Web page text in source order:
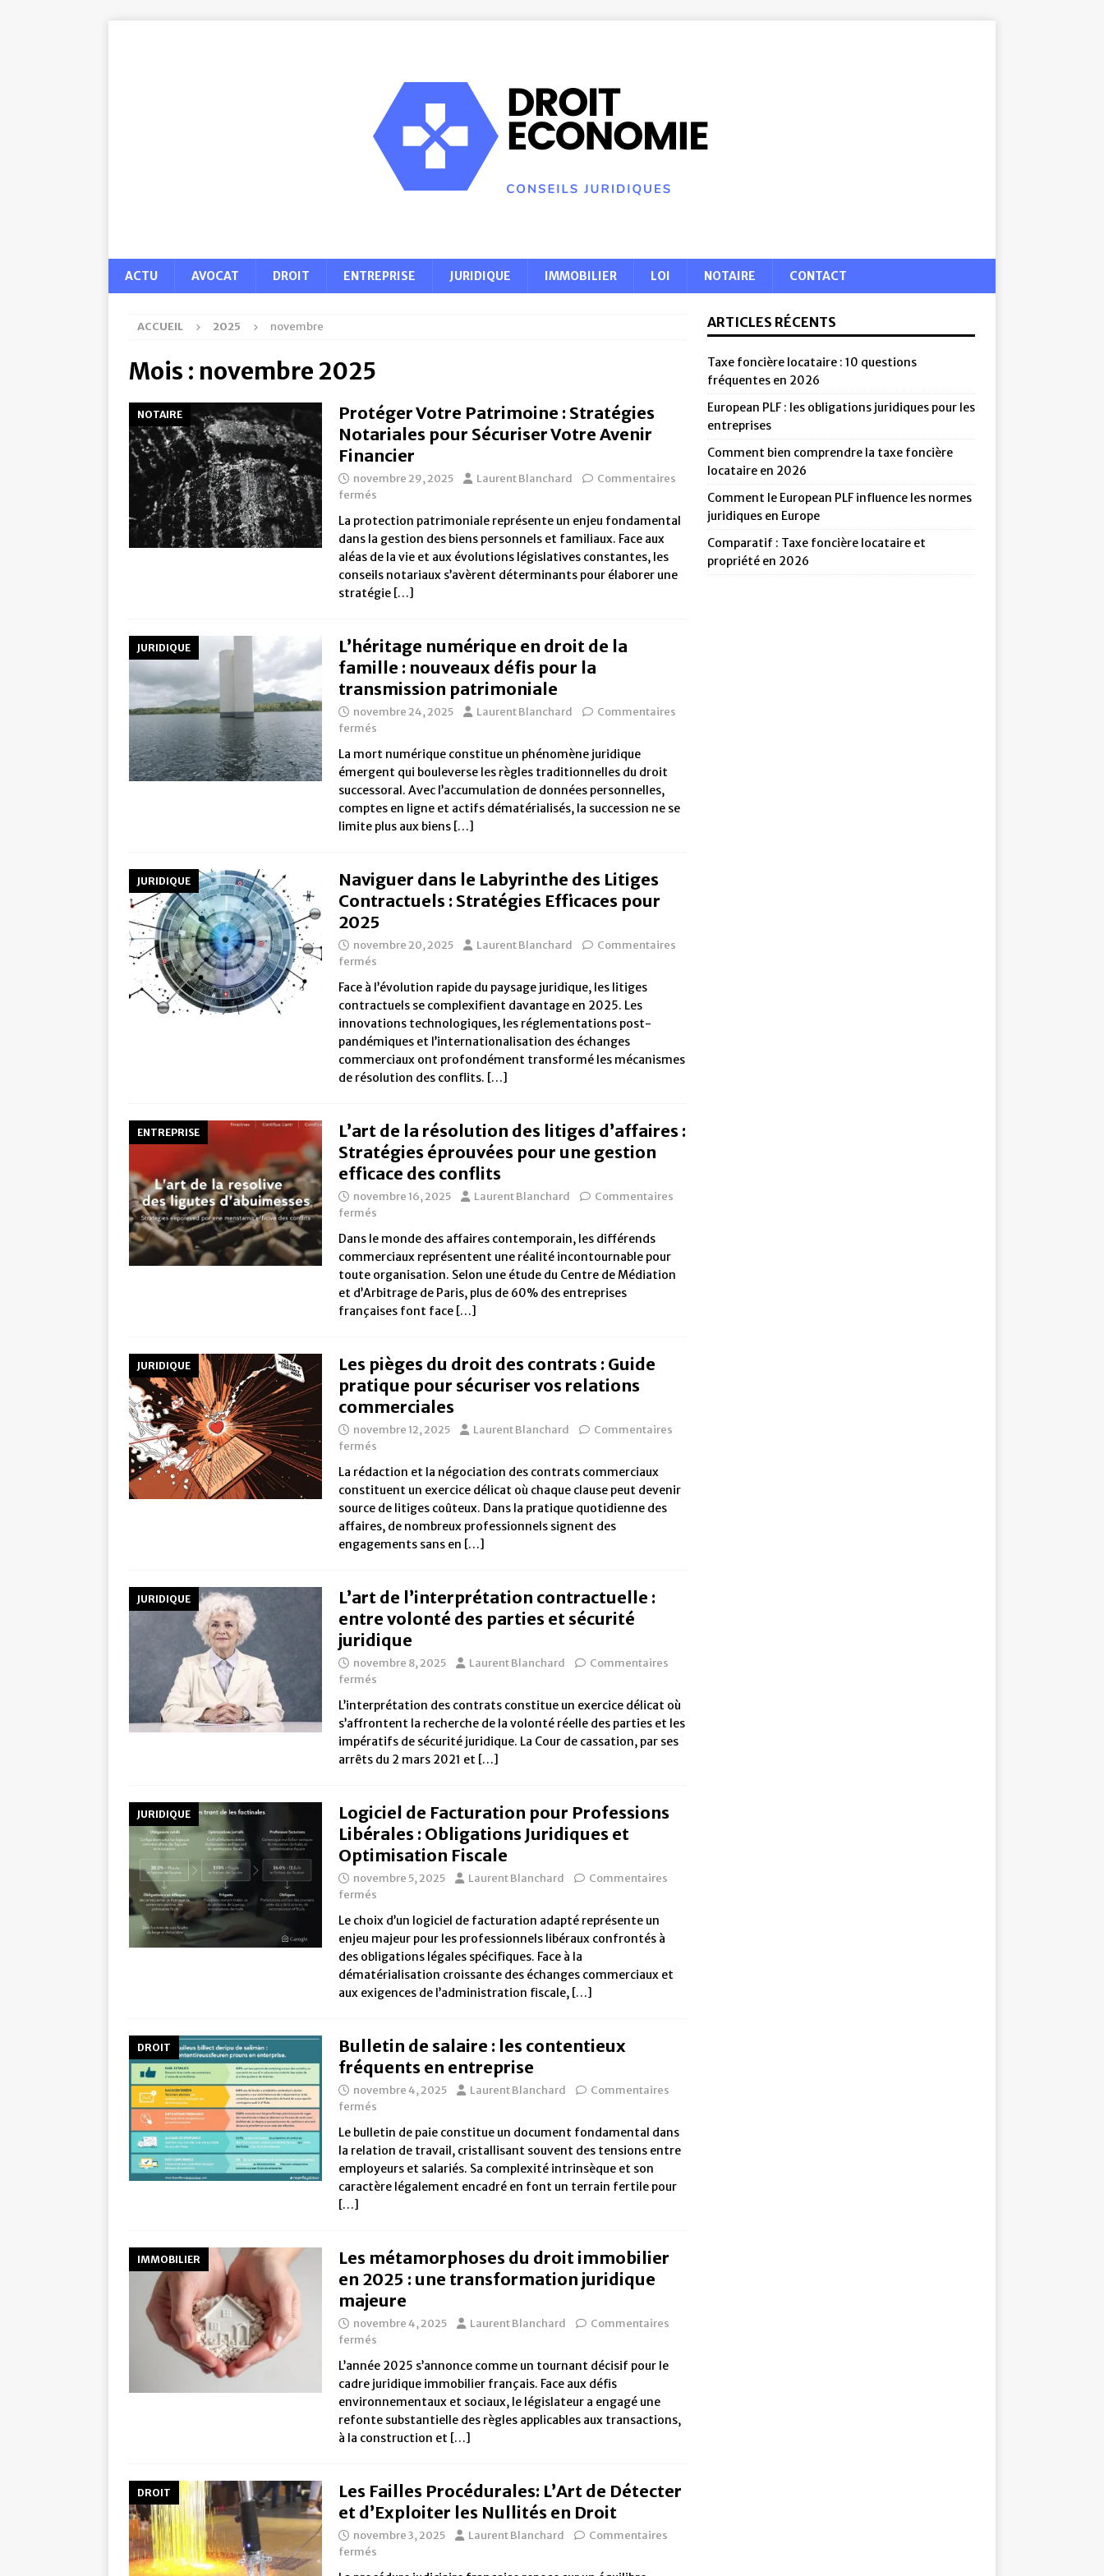
ACTU AVOCAT DROIT ENTREPRISE JURIDIQUE IMMOBILIER LOI NOTAIRE CONTACT
ACCUEIL 2025 novembre
Mois : novembre 2025
NOTAIRE
Protéger Votre Patrimoine : Stratégies
Notariales pour Sécuriser Votre Avenir
Financier
novembre 29, 2025 Laurent Blanchard
Commentaires
fermés
La protection patrimoniale représente un enjeu fondamental
dans la gestion des biens personnels et familiaux. Face aux
aléas de la vie et aux évolutions législatives constantes, les
conseils notariaux s’avèrent déterminants pour élaborer une
stratégie […]
JURIDIQUE
L’héritage numérique en droit de la
famille : nouveaux défis pour la
transmission patrimoniale
novembre 24, 2025 Laurent Blanchard
Commentaires
fermés
La mort numérique constitue un phénomène juridique
émergent qui bouleverse les règles traditionnelles du droit
successoral. Avec l’accumulation de données personnelles,
comptes en ligne et actifs dématérialisés, la succession ne se
limite plus aux biens […]
JURIDIQUE
Naviguer dans le Labyrinthe des Litiges
Contractuels : Stratégies Efficaces pour
2025
novembre 20, 2025 Laurent Blanchard
Commentaires
fermés
Face à l’évolution rapide du paysage juridique, les litiges
contractuels se complexifient davantage en 2025. Les
innovations technologiques, les réglementations post-
pandémiques et l’internationalisation des échanges
commerciaux ont profondément transformé les mécanismes
de résolution des conflits. […]
ENTREPRISE
L’art de la résolution des litiges d’affaires :
Stratégies éprouvées pour une gestion
efficace des conflits
novembre 16, 2025 Laurent Blanchard
Commentaires
fermés
Dans le monde des affaires contemporain, les différends
commerciaux représentent une réalité incontournable pour
toute organisation. Selon une étude du Centre de Médiation
et d’Arbitrage de Paris, plus de 60% des entreprises
françaises font face […]
JURIDIQUE
Les pièges du droit des contrats : Guide
pratique pour sécuriser vos relations
commerciales
novembre 12, 2025 Laurent Blanchard
Commentaires
fermés
La rédaction et la négociation des contrats commerciaux
constituent un exercice délicat où chaque clause peut devenir
source de litiges coûteux. Dans la pratique quotidienne des
affaires, de nombreux professionnels signent des
engagements sans en […]
JURIDIQUE
L’art de l’interprétation contractuelle :
entre volonté des parties et sécurité
juridique
novembre 8, 2025 Laurent Blanchard
Commentaires
fermés
L’interprétation des contrats constitue un exercice délicat où
s’affrontent la recherche de la volonté réelle des parties et les
impératifs de sécurité juridique. La Cour de cassation, par ses
arrêts du 2 mars 2021 et […]
JURIDIQUE
Logiciel de Facturation pour Professions
Libérales : Obligations Juridiques et
Optimisation Fiscale
novembre 5, 2025 Laurent Blanchard
Commentaires
fermés
Le choix d’un logiciel de facturation adapté représente un
enjeu majeur pour les professionnels libéraux confrontés à
des obligations légales spécifiques. Face à la
dématérialisation croissante des échanges commerciaux et
aux exigences de l’administration fiscale, […]
DROIT
Bulletin de salaire : les contentieux
fréquents en entreprise
novembre 4, 2025 Laurent Blanchard
Commentaires
fermés
Le bulletin de paie constitue un document fondamental dans
la relation de travail, cristallisant souvent des tensions entre
employeurs et salariés. Sa complexité intrinsèque et son
caractère légalement encadré en font un terrain fertile pour
[…]
IMMOBILIER
Les métamorphoses du droit immobilier
en 2025 : une transformation juridique
majeure
novembre 4, 2025 Laurent Blanchard
Commentaires
fermés
L’année 2025 s’annonce comme un tournant décisif pour le
cadre juridique immobilier français. Face aux défis
environnementaux et sociaux, le législateur a engagé une
refonte substantielle des règles applicables aux transactions,
à la construction et […]
DROIT
Les Failles Procédurales: L’Art de Détecter
et d’Exploiter les Nullités en Droit
novembre 3, 2025 Laurent Blanchard
Commentaires
fermés
ARTICLES RÉCENTS
Taxe foncière locataire : 10 questions
fréquentes en 2026
European PLF : les obligations juridiques pour les
entreprises
Comment bien comprendre la taxe foncière
locataire en 2026
Comment le European PLF influence les normes
juridiques en Europe
Comparatif : Taxe foncière locataire et
propriété en 2026